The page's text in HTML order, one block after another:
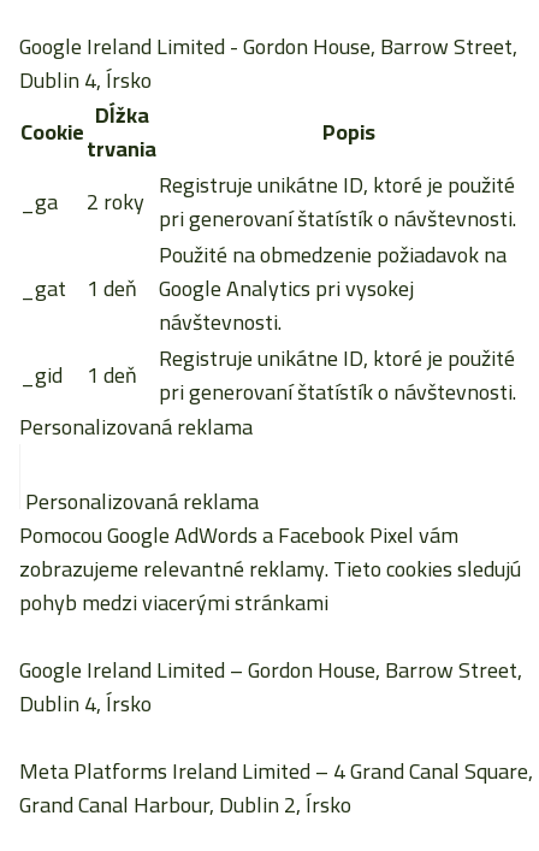
Google Ireland Limited- Gordon House, Barrow Street,
Dublin 4, Írsko
Cookie Dĺžka
trvania
Popis
_ga
2 roky Registruje unikátne ID, ktoré je použité
pri generovaní štatístík o návštevnosti.
_gat
1 deň
Použité na obmedzenie požiadavok na
Google Analytics pri vysokej
návštevnosti.
_gid
1 deň
Registruje unikátne ID, ktoré je použité
pri generovaní štatístík o návštevnosti.
Personalizovaná reklama
Personalizovaná reklama
Pomocou Google AdWords a Facebook Pixel vám
zobrazujeme relevantné reklamy. Tieto cookies sledujú
pohyb medzi viacerými stránkami
Google Ireland Limited– Gordon House, Barrow Street,
Dublin 4, Írsko
Meta Platforms Ireland Limited– 4 Grand Canal Square,
Grand Canal Harbour, Dublin 2, Írsko